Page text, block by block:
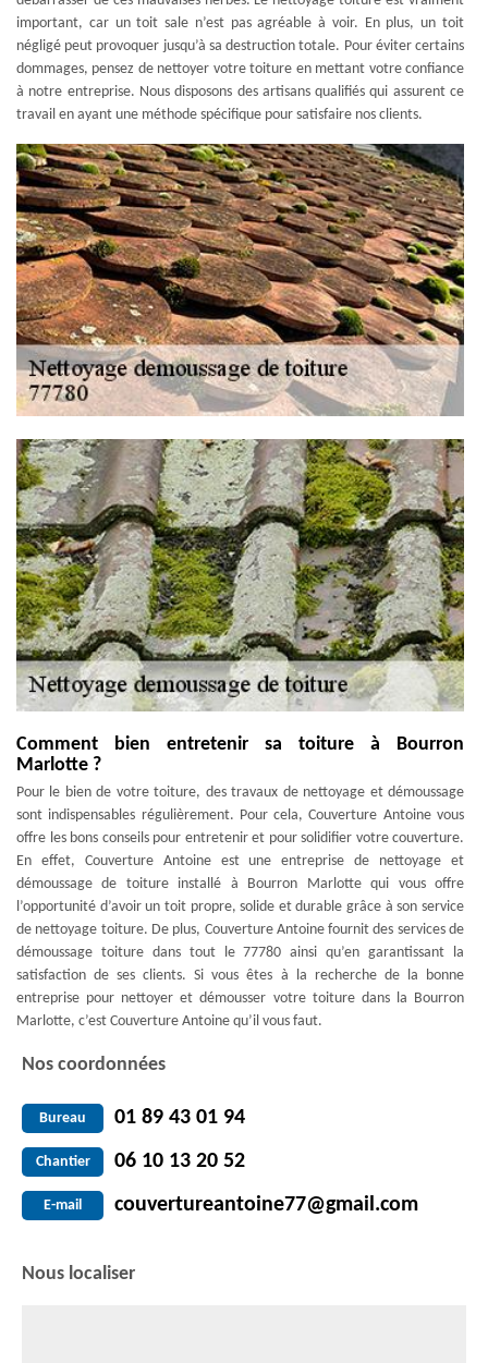
important, car un toit sale n’est pas agréable à voir. En plus, un toit
négligé peut provoquer jusqu’à sa destruction totale. Pour éviter certains
dommages, pensez de nettoyer votre toiture en mettant votre confiance
à notre entreprise. Nous disposons des artisans qualifiés qui assurent ce
travail en ayant une méthode spécifique pour satisfaire nos clients.
Comment bien entretenir sa toiture à Bourron
Marlotte ?
Pour le bien de votre toiture, des travaux de nettoyage et démoussage
sont indispensables régulièrement. Pour cela, Couverture Antoine vous
offre les bons conseils pour entretenir et pour solidifier votre couverture.
En effet, Couverture Antoine est une entreprise de nettoyage et
démoussage de toiture installé à Bourron Marlotte qui vous offre
l’opportunité d’avoir un toit propre, solide et durable grâce à son service
de nettoyage toiture. De plus, Couverture Antoine fournit des services de
démoussage toiture dans tout le 77780 ainsi qu’en garantissant la
satisfaction de ses clients. Si vous êtes à la recherche de la bonne
entreprise pour nettoyer et démousser votre toiture dans la Bourron
Marlotte, c’est Couverture Antoine qu’il vous faut.
Nos coordonnées
Bureau 01 89 43 01 94
Chantier 06 10 13 20 52
E-mail couvertureantoine77@gmail.com
Nous localiser